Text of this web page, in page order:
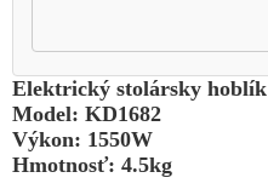
Elektrický stolársky hoblík
Model: KD1682
Výkon: 1550W
Hmotnosť: 4.5kg